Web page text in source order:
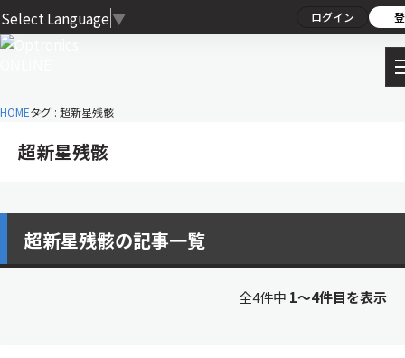
Select Language ▼ ログイン
HOMEタグ : 超新星残骸
超新星残骸
超新星残骸の記事一覧
全4件中 1〜4件目を表示